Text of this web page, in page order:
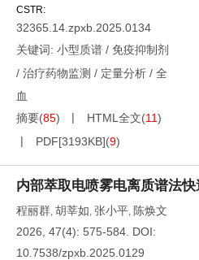
CSTR:
32365.14.zpxb.2025.0134
关键词: 小型质谱 / 免疫抑制剂
/ 治疗药物监测 / 定量分析 / 全
血
摘要(85) HTML全文(11)
PDF[3193KB](9)
内部萃取电喷雾电离质谱法
程丽群, 胡莘如, 张小平, 陈焕文
2026, 47(4): 575-584. DOI:
10.7538/zpxb.2025.0129